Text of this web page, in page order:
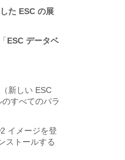
た ESC の展
ESC データベ
新しい ESC
すべてのパラ
イメージを登
ストールする